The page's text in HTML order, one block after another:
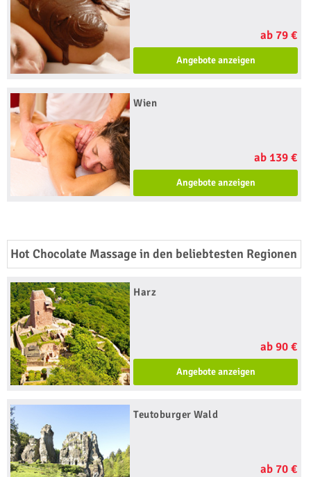
ab 79 €
Angebote anzeigen
Wien
ab 139 €
Angebote anzeigen
Hot Chocolate Massage in den beliebtesten Regionen
Harz
ab 90 €
Angebote anzeigen
Teutoburger Wald
ab 70 €